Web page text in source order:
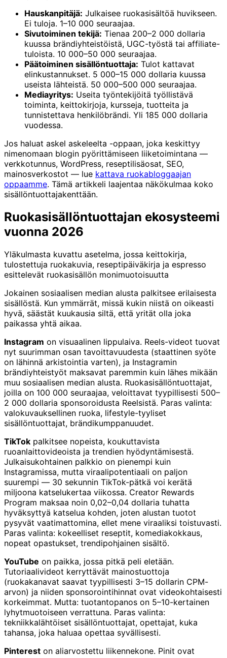
Hauskanpitäjä: Julkaisee ruokasisältöä huvikseen.
Ei tuloja. 1–10 000 seuraajaa.
Sivutoiminen tekijä: Tienaa 200–2 000 dollaria
kuussa brändiyhteistöistä, UGC-työstä tai affiliate-
tuloista. 10 000–50 000 seuraajaa.
Päätoiminen sisällöntuottaja: Tulot kattavat
elinkustannukset. 5 000–15 000 dollaria kuussa
useista lähteistä. 50 000–500 000 seuraajaa.
Mediayritys: Useita työntekijöitä työllistävä
toiminta, keittokirjoja, kursseja, tuotteita ja
tunnistettava henkilöbrändi. Yli 185 000 dollaria
vuodessa.
Jos haluat askel askeleelta -oppaan, joka keskittyy
nimenomaan blogin pyörittämiseen liiketoimintana —
verkkotunnus, WordPress, reseptilisäosat, SEO,
mainosverkostot — lue kattava ruokabloggaajan
oppaamme. Tämä artikkeli laajentaa näkökulmaa koko
sisällöntuottajakenttään.
Ruokasisällöntuottajan ekosysteemi
vuonna 2026
Yläkulmasta kuvattu asetelma, jossa keittokirja,
tulostettuja ruokakuvia, reseptipäiväkirja ja espresso
esittelevät ruokasisällön monimuotoisuutta
Jokainen sosiaalisen median alusta palkitsee erilaisesta
sisällöstä. Kun ymmärrät, missä kukin niistä on oikeasti
hyvä, säästät kuukausia siltä, että yrität olla joka
paikassa yhtä aikaa.
Instagram on visuaalinen lippulaiva. Reels-videot tuovat
nyt suurimman osan tavoittavuudesta (staattinen syöte
on lähinnä arkistointia varten), ja Instagramin
brändiyhteistyöt maksavat paremmin kuin lähes mikään
muu sosiaalisen median alusta. Ruokasisällöntuottajat,
joilla on 100 000 seuraajaa, veloittavat tyypillisesti 500–
2 000 dollaria sponsoroidusta Reelsistä. Paras valinta:
valokuvauksellinen ruoka, lifestyle-tyyliset
sisällöntuottajat, brändikumppanuudet.
TikTok palkitsee nopeista, koukuttavista
ruoanlaittovideoista ja trendien hyödyntämisestä.
Julkaisukohtainen palkkio on pienempi kuin
Instagramissa, mutta viraalipotentiaali on paljon
suurempi — 30 sekunnin TikTok-pätkä voi kerätä
miljoona katselukertaa viikossa. Creator Rewards
Program maksaa noin 0,02–0,04 dollaria tuhatta
hyväksyttyä katselua kohden, joten alustan tuotot
pysyvät vaatimattomina, ellet mene viraaliksi toistuvasti.
Paras valinta: kokeelliset reseptit, komediakokkaus,
nopeat opastukset, trendipohjainen sisältö.
YouTube on paikka, jossa pitkä peli eletään.
Tutoriaalivideot kerryttävät mainostuottoja
(ruokakanavat saavat tyypillisesti 3–15 dollarin CPM-
arvon) ja niiden sponsorointihinnat ovat videokohtaisesti
korkeimmat. Mutta: tuotantopanos on 5–10-kertainen
lyhytmuotoiseen verrattuna. Paras valinta:
tekniikkalähtöiset sisällöntuottajat, opettajat, kuka
tahansa, joka haluaa opettaa syvällisesti.
Pinterest on aliarvostettu liikennekone. Pinit ovat